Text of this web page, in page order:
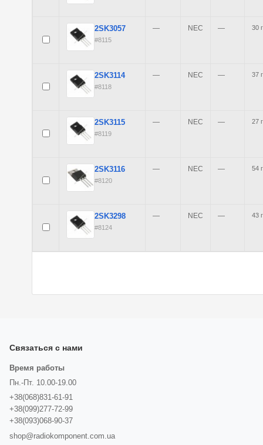
2SK3057
#8115
— NEC — 30
2SK3114
#8118
— NEC — 37
2SK3115
#8119
— NEC — 27
2SK3116
#8120
— NEC — 54
2SK3298
#8124
— NEC — 43
Связаться с нами
Время работы
Пн.-Пт. 10.00-19.00
+38(068)831-61-91
+38(099)277-72-99
+38(093)068-90-37
shop@radiokomponent.com.ua